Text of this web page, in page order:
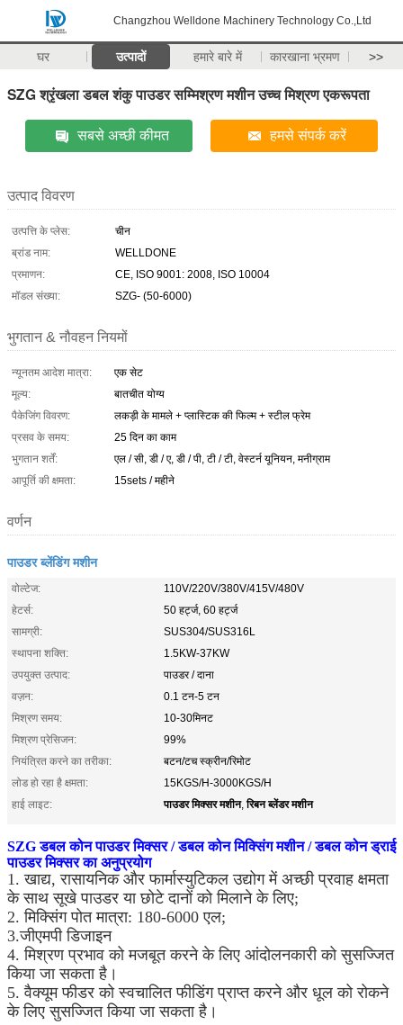
Changzhou Welldone Machinery Technology Co.,Ltd
घर उत्पादों हमारे बारे में कारखाना भ्रमण >>
SZG श्रृंखला डबल शंकु पाउडर सम्मिश्रण मशीन उच्च मिश्रण एकरूपता
सबसे अच्छी कीमत हमसे संपर्क करें
उत्पाद विवरण
उत्पत्ति के प्लेस:
चीन
ब्रांड नाम:
WELLDONE
प्रमाणन:
CE, ISO 9001: 2008, ISO 10004
मॉडल संख्या:
SZG- (50-6000)
भुगतान & नौवहन नियमों
न्यूनतम आदेश मात्रा:
एक सेट
मूल्य:
बातचीत योग्य
पैकेजिंग विवरण:
लकड़ी के मामले + प्लास्टिक की फिल्म + स्टील फ्रेम
प्रसव के समय:
25 दिन का काम
भुगतान शर्तें:
एल / सी, डी / ए, डी / पी, टी / टी, वेस्टर्न यूनियन, मनीग्राम
आपूर्ति की क्षमता:
15sets / महीने
वर्णन
पाउडर ब्लेंडिंग मशीन
वोल्टेज:
110V/220V/380V/415V/480V
हेटर्स:
50 हर्ट्ज, 60 हर्ट्ज
सामग्री:
SUS304/SUS316L
स्थापना शक्ति:
1.5KW-37KW
उपयुक्त उत्पाद:
पाउडर / दाना
वज़न:
0.1 टन-5 टन
मिश्रण समय:
10-30मिनट
मिश्रण प्रेसिजन:
99%
नियंत्रित करने का तरीका:
बटन/टच स्क्रीन/रिमोट
लोड हो रहा है क्षमता:
15KGS/H-3000KGS/H
हाई लाइट:
पाउडर मिक्सर मशीन,रिबन ब्लेंडर मशीन
SZG डबल कोन पाउडर मिक्सर / डबल कोन मिक्सिंग मशीन / डबल कोन ड्राई
पाउडर मिक्सर का अनुप्रयोग
1. खाद्य, रासायनिक और फार्मास्युटिकल उद्योग में अच्छी प्रवाह क्षमता
के साथ सूखे पाउडर या छोटे दानों को मिलाने के लिए;
2. मिक्सिंग पोत मात्रा: 180-6000 एल;
3.जीएमपी डिजाइन
4. मिश्रण प्रभाव को मजबूत करने के लिए आंदोलनकारी को सुसज्जित
किया जा सकता है।
5. वैक्यूम फीडर को स्वचालित फीडिंग प्राप्त करने और धूल को रोकने
के लिए सुसज्जित किया जा सकता है।